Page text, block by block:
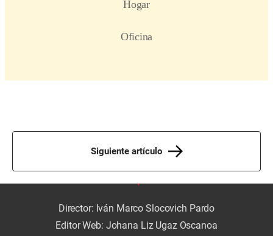
Siguiente artículo
Director: Iván Marco Slocovich Pardo
Editor Web: Johana Liz Ugaz Oscanoa